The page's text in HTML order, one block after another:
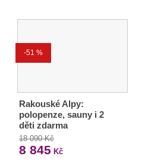
-51 %
Rakouské Alpy:
polopenze, sauny i 2
děti zdarma
18 090 Kč
8 845 Kč